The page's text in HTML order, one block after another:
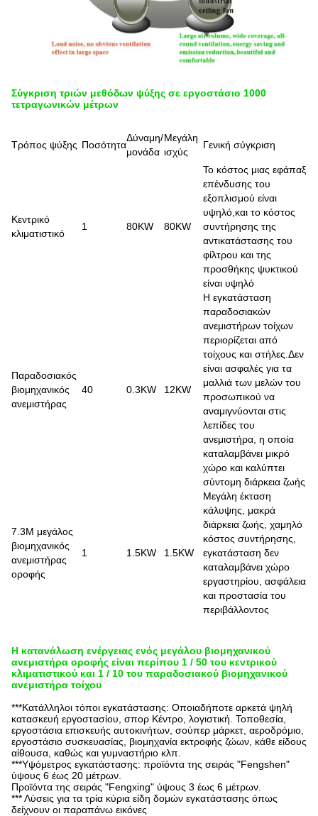
Σύγκριση τριών μεθόδων ψύξης σε εργοστάσιο 1000
τετραγωνικών μέτρων
Τρόπος ψύξης Ποσότητα
Δύναμη/
μονάδα
Μεγάλη
ισχύς
Γενική σύγκριση
Κεντρικό
κλιματιστικό
1 80KW 80KW
Το κόστος μιας εφάπαξ
επένδυσης του
εξοπλισμού είναι
υψηλό,και το κόστος
συντήρησης της
αντικατάστασης του
φίλτρου και της
προσθήκης ψυκτικού
είναι υψηλό
Παραδοσιακός
βιομηχανικός
ανεμιστήρας
40 0.3KW 12KW
Η εγκατάσταση
παραδοσιακών
ανεμιστήρων τοίχων
περιορίζεται από
τοίχους και στήλες.Δεν
είναι ασφαλές για τα
μαλλιά των μελών του
προσωπικού να
αναμιγνύονται στις
λεπίδες του
ανεμιστήρα, η οποία
καταλαμβάνει μικρό
χώρο και καλύπτει
σύντομη διάρκεια ζωής
7.3M μεγάλος
βιομηχανικός
ανεμιστήρας
οροφής
1 1.5KW 1.5KW
Μεγάλη έκταση
κάλυψης, μακρά
διάρκεια ζωής, χαμηλό
κόστος συντήρησης,
εγκατάσταση δεν
καταλαμβάνει χώρο
εργαστηρίου, ασφάλεια
και προστασία του
περιβάλλοντος
Η κατανάλωση ενέργειας ενός μεγάλου βιομηχανικού
ανεμιστήρα οροφής είναι περίπου 1 / 50 του κεντρικού
κλιματιστικού και 1 / 10 του παραδοσιακού βιομηχανικού
ανεμιστήρα τοίχου
***Κατάλληλοι τόποι εγκατάστασης: Οποιαδήποτε αρκετά ψηλή
κατασκευή εργοστασίου, σπορ Κέντρο, λογιστική. Τοποθεσία,
εργοστάσια επισκευής αυτοκινήτων, σούπερ μάρκετ, αεροδρόμιο,
εργοστάσιο συσκευασίας, βιομηχανία εκτροφής ζώων, κάθε είδους
αίθουσα, καθώς και γυμναστήριο κλπ.
***Υψόμετρος εγκατάστασης: προϊόντα της σειράς "Fengshen"
ύψους 6 έως 20 μέτρων.
Προϊόντα της σειράς "Fengxing" ύψους 3 έως 6 μέτρων.
*** Λύσεις για τα τρία κύρια είδη δομών εγκατάστασης όπως
δείχνουν οι παραπάνω εικόνες